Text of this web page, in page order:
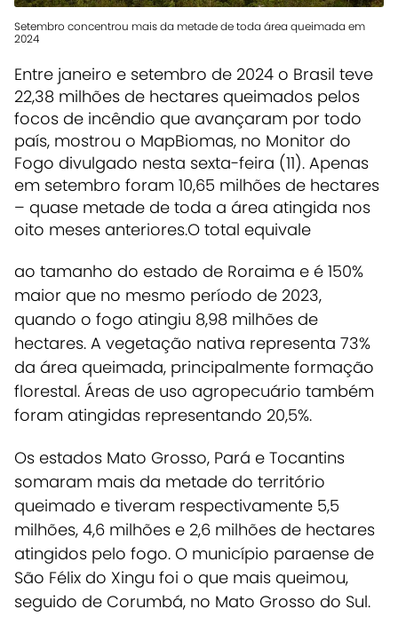
Setembro concentrou mais da metade de toda área queimada em
2024
Entre janeiro e setembro de 2024 o Brasil teve
22,38 milhões de hectares queimados pelos
focos de incêndio que avançaram por todo
país, mostrou o MapBiomas, no Monitor do
Fogo divulgado nesta sexta-feira (11). Apenas
em setembro foram 10,65 milhões de hectares
– quase metade de toda a área atingida nos
oito meses anteriores.O total equivale
ao tamanho do estado de Roraima e é 150%
maior que no mesmo período de 2023,
quando o fogo atingiu 8,98 milhões de
hectares. A vegetação nativa representa 73%
da área queimada, principalmente formação
florestal. Áreas de uso agropecuário também
foram atingidas representando 20,5%.
Os estados Mato Grosso, Pará e Tocantins
somaram mais da metade do território
queimado e tiveram respectivamente 5,5
milhões, 4,6 milhões e 2,6 milhões de hectares
atingidos pelo fogo. O município paraense de
São Félix do Xingu foi o que mais queimou,
seguido de Corumbá, no Mato Grosso do Sul.